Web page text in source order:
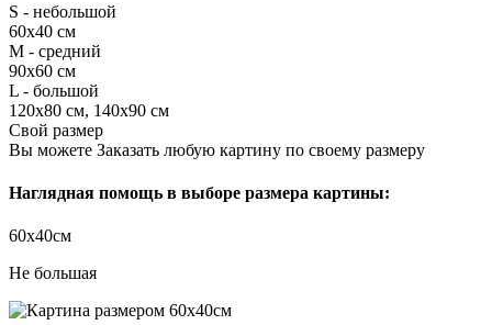
S - небольшой
60х40 см
M - средний
90х60 см
L - большой
120х80 см, 140х90 см
Свой размер
Вы можете Заказать любую картину по своему размеру
Наглядная помощь в выборе размера картины:
60х40см
Не большая